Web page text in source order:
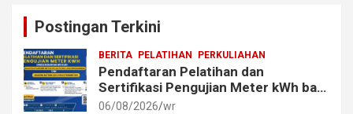
Postingan Terkini
BERITA PELATIHAN PERKULIAHAN
Pendaftaran Pelatihan dan
Sertifikasi Pengujian Meter kWh bagi
Mahasiswa dan Alumni Akmet
06/08/2026 wr